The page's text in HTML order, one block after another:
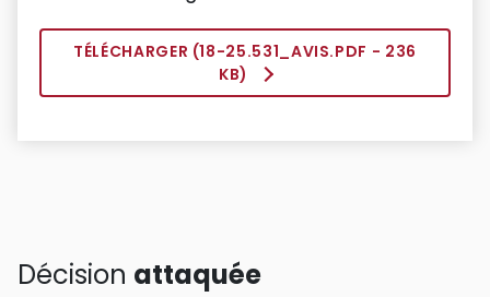
TÉLÉCHARGER (18-25.531_AVIS.PDF - 236
KB)
Décision attaquée